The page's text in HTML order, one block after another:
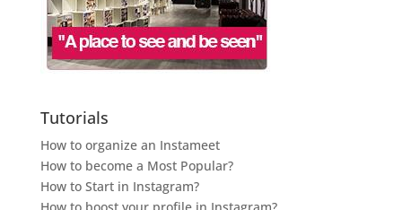
Tutorials
How to organize an Instameet
How to become a Most Popular?
How to Start in Instagram?